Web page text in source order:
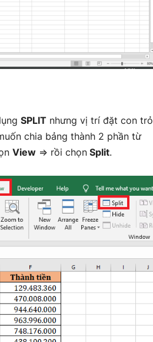
SPLIT nhưng vị trí đặt con trỏ
chia bảng thành 2 phần từ
View => rồi chọn Split.